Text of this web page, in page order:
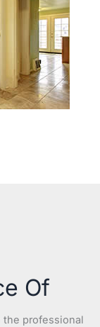
Of
the professional